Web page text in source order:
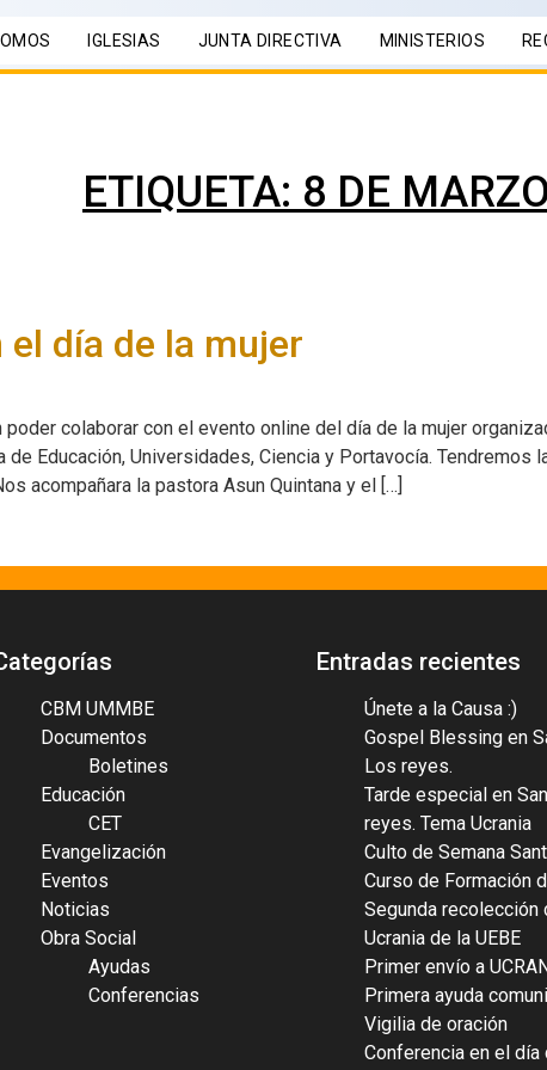
IGLESIAS JUNTA DIRECTIVA MINISTERIOS
ETIQUETA: 8 DE
día de la mujer
poder colaborar con el evento online del día de la mujer
de Educación, Universidades, Ciencia y Portavocía. Tendremos
acompañara la pastora Asun Quintana y el […]
CBM UMMBE
Documentos
Boletines
Educación
CET
Evangelización
Eventos
Noticias
Obra Social
Ayudas
Conferencias
Entradas recientes
Únete a la Causa :)
Gospel Blessing en
Los reyes.
Tarde especial en
reyes. Tema Ucrania
Culto de Semana
Curso de Formación
Segunda recolección
Ucrania de la UEBE
Primer envío a
Primera ayuda
Vigilia de oración
Conferencia en el día